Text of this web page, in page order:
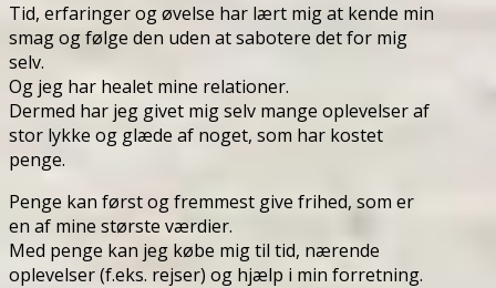
Tid, erfaringer og øvelse har lært mig at kende min
smag og følge den uden at sabotere det for mig
selv.
Og jeg har healet mine relationer.
Dermed har jeg givet mig selv mange oplevelser af
stor lykke og glæde af noget, som har kostet
penge.
Penge kan først og fremmest give frihed, som er
en af mine største værdier.
Med penge kan jeg købe mig til tid, nærende
oplevelser (f.eks. rejser) og hjælp i min forretning.